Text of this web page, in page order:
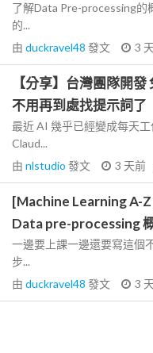
了解Data Pre-processing的
的...
由 duckravel48 發文 3
【分享】台灣團隊開
不用再到處找提示詞了
最近 AI 幾乎已經變成每天
Claud...
由 nlstudio 發文 3 天前
[Machine Learning A-
Data pre-processing
一邊要上課一邊還要寫這個
步...
由 duckravel48 發文 3